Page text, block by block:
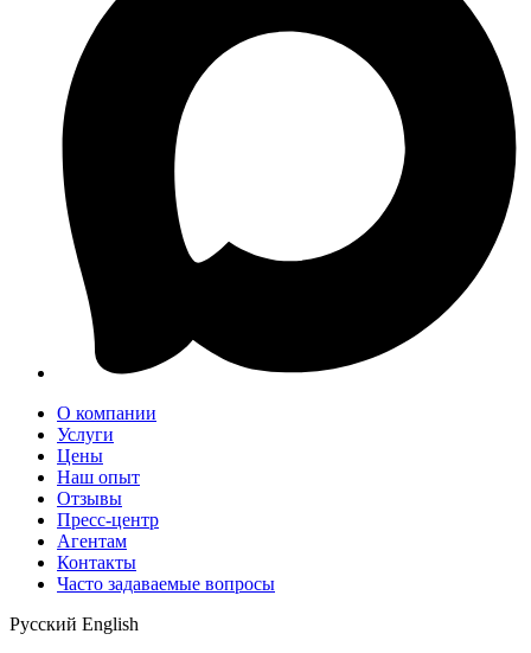
О компании
Услуги
Цены
Наш опыт
Отзывы
Пресс-центр
Агентам
Контакты
Часто задаваемые вопросы
Русский English